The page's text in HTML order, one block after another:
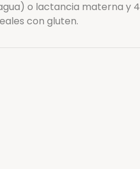
o lactancia materna y 4
con gluten.